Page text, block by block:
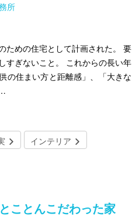
所
ための住宅として計画された。 要
すぎないこと。 これからの長い年
の住まい方と距離感」、「大きな
インテリア
ことんこだわった家